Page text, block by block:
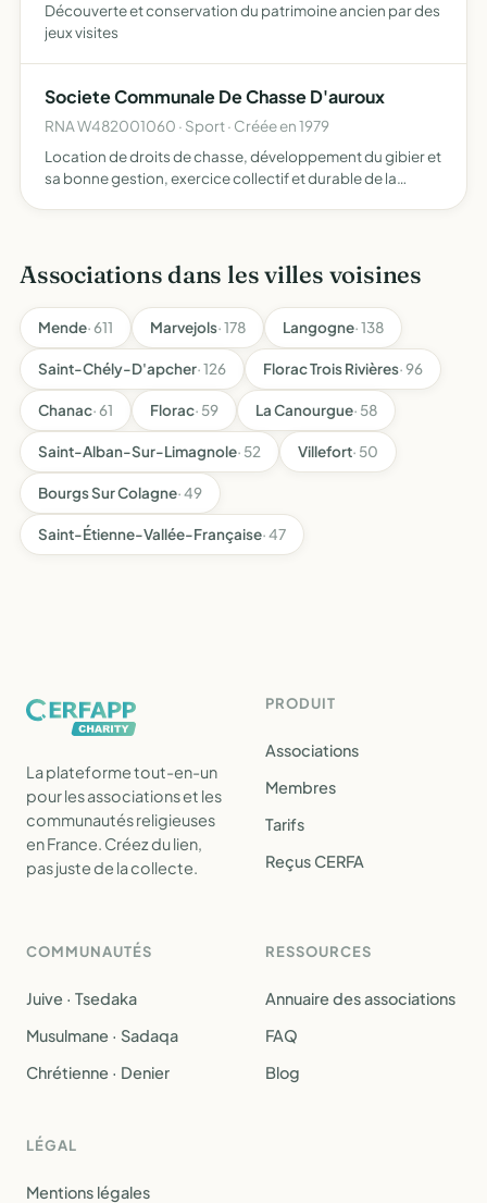
Découverte et conservation du patrimoine ancien par des
jeux visites
Societe Communale De Chasse D'auroux
RNA W482001060 · Sport · Créée en 1979
Location de droits de chasse, développement du gibier et
sa bonne gestion, exercice collectif et durable de la
Associations dans les villes voisines
Mende· 611 Marvejols· 178 Langogne· 138
Saint-Chély-D'apcher· 126 Florac Trois Rivières· 96
Chanac· 61 Florac· 59 La Canourgue· 58
Saint-Alban-Sur-Limagnole· 52 Villefort· 50
Bourgs Sur Colagne· 49
Saint-Étienne-Vallée-Française· 47
La plateforme tout-en-un
pour les associations et les
communautés religieuses
en France. Créez du lien,
pas juste de la collecte.
PRODUIT
Associations
Membres
Tarifs
Reçus CERFA
COMMUNAUTÉS
Juive · Tsedaka
Musulmane · Sadaqa
Chrétienne · Denier
RESSOURCES
Annuaire des associations
FAQ
Blog
LÉGAL
Mentions légales